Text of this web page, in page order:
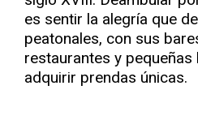
es sentir la alegría que
peatonales, con sus
restaurantes y
adquirir prendas únicas.